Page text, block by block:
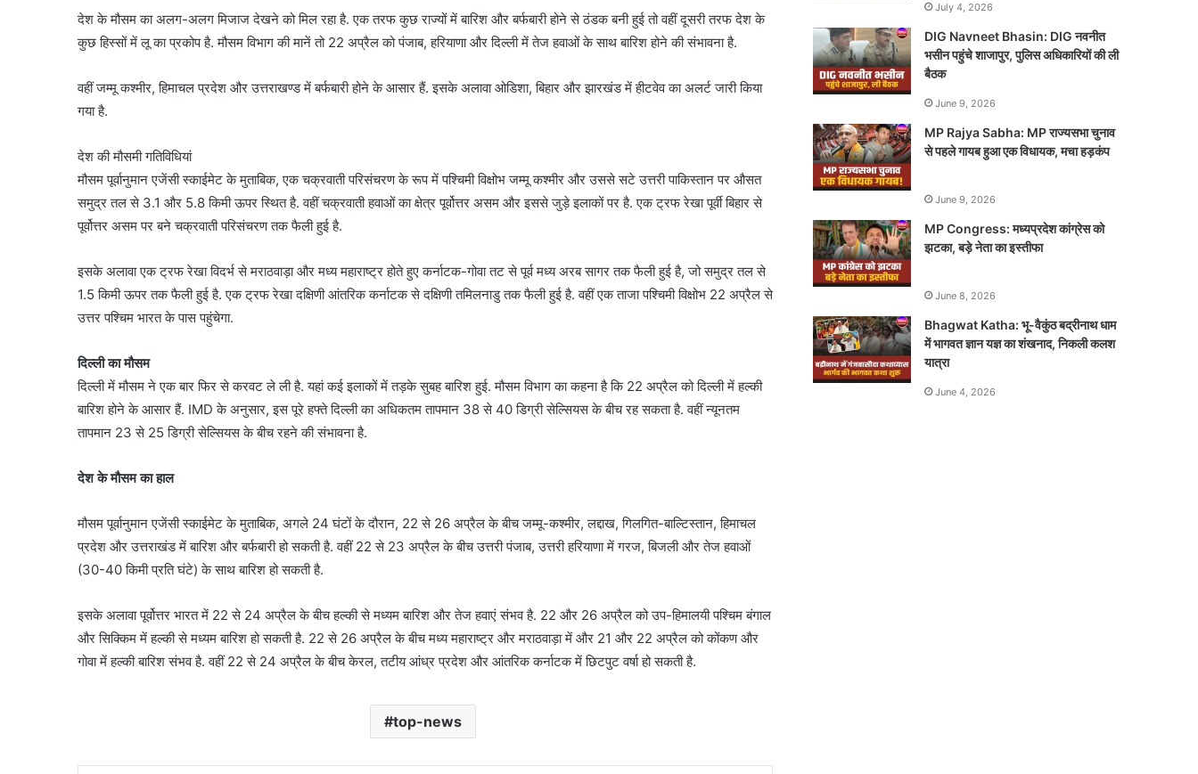
देश के मौसम का अलग-अलग मिजाज देखने को मिल रहा है. एक तरफ कुछ राज्यों में बारिश और बर्फबारी होने से ठंडक बनी हुई तो वहीं दूसरी तरफ देश के
कुछ हिस्सों में लू का प्रकोप है. मौसम विभाग की मानें तो 22 अप्रैल को पंजाब, हरियाणा और दिल्ली में तेज हवाओं के साथ बारिश होने की संभावना है.
वहीं जम्मू कश्मीर, हिमाचल प्रदेश और उत्तराखण्ड में बर्फबारी होने के आसार हैं. इसके अलावा ओडिशा, बिहार और झारखंड में हीटवेव का अलर्ट जारी किया
गया है.
देश की मौसमी गतिविधियां
मौसम पूर्वानुमान एजेंसी स्काईमेट के मुताबिक, एक चक्रवाती परिसंचरण के रूप में पश्चिमी विक्षोभ जम्मू कश्मीर और उससे सटे उत्तरी पाकिस्तान पर औसत
समुद्र तल से 3.1 और 5.8 किमी ऊपर स्थित है. वहीं चक्रवाती हवाओं का क्षेत्र पूर्वोत्तर असम और इससे जुड़े इलाकों पर है. एक ट्रफ रेखा पूर्वी बिहार से
पूर्वोत्तर असम पर बने चक्रवाती परिसंचरण तक फैली हुई है.
इसके अलावा एक ट्रफ रेखा विदर्भ से मराठवाड़ा और मध्य महाराष्ट्र होते हुए कर्नाटक-गोवा तट से पूर्व मध्य अरब सागर तक फैली हुई है, जो समुद्र तल से
1.5 किमी ऊपर तक फैली हुई है. एक ट्रफ रेखा दक्षिणी आंतरिक कर्नाटक से दक्षिणी तमिलनाडु तक फैली हुई है. वहीं एक ताजा पश्चिमी विक्षोभ 22 अप्रैल से
उत्तर पश्चिम भारत के पास पहुंचेगा.
दिल्ली का मौसम
दिल्ली में मौसम ने एक बार फिर से करवट ले ली है. यहां कई इलाकों में तड़के सुबह बारिश हुई. मौसम विभाग का कहना है कि 22 अप्रैल को दिल्ली में हल्की
बारिश होने के आसार हैं. IMD के अनुसार, इस पूरे हफ्ते दिल्ली का अधिकतम तापमान 38 से 40 डिग्री सेल्सियस के बीच रह सकता है. वहीं न्यूनतम
तापमान 23 से 25 डिग्री सेल्सियस के बीच रहने की संभावना है.
देश के मौसम का हाल
मौसम पूर्वानुमान एजेंसी स्काईमेट के मुताबिक, अगले 24 घंटों के दौरान, 22 से 26 अप्रैल के बीच जम्मू-कश्मीर, लद्दाख, गिलगित-बाल्टिस्तान, हिमाचल
प्रदेश और उत्तराखंड में बारिश और बर्फबारी हो सकती है. वहीं 22 से 23 अप्रैल के बीच उत्तरी पंजाब, उत्तरी हरियाणा में गरज, बिजली और तेज हवाओं
(30-40 किमी प्रति घंटे) के साथ बारिश हो सकती है.
इसके अलावा पूर्वोत्तर भारत में 22 से 24 अप्रैल के बीच हल्की से मध्यम बारिश और तेज हवाएं संभव है. 22 और 26 अप्रैल को उप-हिमालयी पश्चिम बंगाल
और सिक्किम में हल्की से मध्यम बारिश हो सकती है. 22 से 26 अप्रैल के बीच मध्य महाराष्ट्र और मराठवाड़ा में और 21 और 22 अप्रैल को कोंकण और
गोवा में हल्की बारिश संभव है. वहीं 22 से 24 अप्रैल के बीच केरल, तटीय आंध्र प्रदेश और आंतरिक कर्नाटक में छिटपुट वर्षा हो सकती है.
top-news
July 4, 2026
DIG Navneet Bhasin: DIG नवनीत
भसीन पहुंचे शाजापुर, पुलिस अधिकारियों की ली
बैठक
June 9, 2026
MP Rajya Sabha: MP राज्यसभा चुनाव
से पहले गायब हुआ एक विधायक, मचा हड़कंप
June 9, 2026
MP Congress: मध्यप्रदेश कांग्रेस को
झटका, बड़े नेता का इस्तीफा
June 8, 2026
Bhagwat Katha: भू-वैकुंठ बद्रीनाथ धाम
में भागवत ज्ञान यज्ञ का शंखनाद, निकली कलश
यात्रा
June 4, 2026